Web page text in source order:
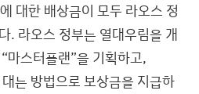
대한 배상금이 모두 라오스 정
. 라오스 정부는 열대우림을 개
마스터플랜”을 기획하고,
는 방법으로 보상금을 지급하